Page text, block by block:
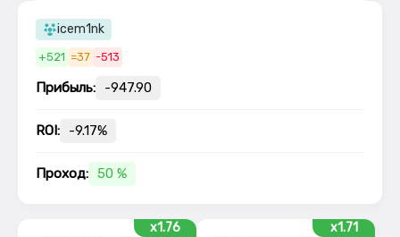
icem1nk
+521 =37 -513
Прибыль: -947.90
ROI: -9.17%
Проход: 50 %
x1.76 x1.71